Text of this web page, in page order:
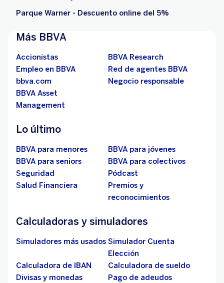
Parque Warner - Descuento online del 5%
Más BBVA
Accionistas
BBVA Research
Empleo en BBVA
Red de agentes BBVA
bbva.com
Negocio responsable
BBVA Asset
Management
Lo último
BBVA para menores
BBVA para jóvenes
BBVA para seniors
BBVA para colectivos
Seguridad
Pódcast
Salud Financiera
Premios y
reconocimientos
Calculadoras y simuladores
Simuladores más usados Simulador Cuenta
Elección
Calculadora de IBAN
Calculadora de sueldo
Divisas y monedas
Pago de adeudos